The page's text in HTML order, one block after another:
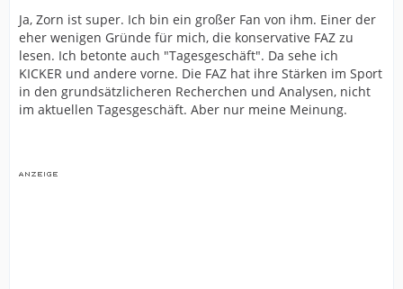
Ja, Zorn ist super. Ich bin ein großer Fan von ihm. Einer der
eher wenigen Gründe für mich, die konservative FAZ zu
lesen. Ich betonte auch "Tagesgeschäft". Da sehe ich
KICKER und andere vorne. Die FAZ hat ihre Stärken im Sport
in den grundsätzlicheren Recherchen und Analysen, nicht
im aktuellen Tagesgeschäft. Aber nur meine Meinung.